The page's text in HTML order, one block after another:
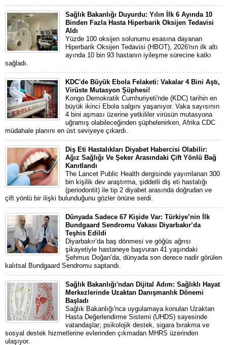
Sağlık Bakanlığı Duyurdu: Yılın İlk 6 Ayında 10
Binden Fazla Hasta Hiperbarik Oksijen Tedavisi
Aldı
Yüzde 100 oksijen solunumu esasına dayanan
Hiperbarik Oksijen Tedavisi (HBOT), 2026'nın ilk altı
ayında 10 bin 93 hastanın iyileşme sürecine katkı
sağladı.
KDC'de Büyük Ebola Felaketi: Vakalar 4 Bini Aştı,
Virüste Mutasyon Şüphesi!
Kongo Demokratik Cumhuriyeti'nde (KDC) tarihin en
büyük ikinci Ebola salgını yaşanıyor. Vaka sayısının
4 bini aşması üzerine yetkililer virüsün mutasyona
uğramış olabileceğinden şüphelenirken, Afrika CDC
müdahale planını en üst seviyeye çıkardı.
Diş Eti Hastalıkları Diyabet Habercisi Olabilir:
Ağız Sağlığı Ve Şeker Arasındaki Çift Yönlü Bağ
Kanıtlandı
The Lancet Public Health dergisinde yayımlanan 300
bin kişilik dev araştırma, şiddetli diş eti hastalığı
(periodontit) ile tip 2 diyabet arasında doğrudan ve
çift yönlü bir ilişki bulunduğunu gözler önüne serdi.
Dünyada Sadece 67 Kişide Var: Türkiye’nin İlk
Bundgaard Sendromu Vakası Diyarbakır’da
Teşhis Edildi
Diyarbakır’da baş dönmesi ve göğüs ağrısı
şikayetiyle hastaneye başvuran 41 yaşındaki
Şehmus Doğan’da, dünyada son derece nadir görülen
kalıtsal Bundgaard Sendromu saptandı.
Sağlık Bakanlığı'ndan Dijital Adım: Sağlıklı Hayat
Merkezlerinde Uzaktan Danışmanlık Dönemi
Başladı
Sağlık Bakanlığı'nca uygulamaya konulan Uzaktan
Hasta Değerlendirme Sistemi (UHDS) sayesinde
vatandaşlar; psikolojik destek, sigara bırakma ve
sosyal destek hizmetlerine evlerinden çıkmadan MHRS üzerinden
ulaşıyor.